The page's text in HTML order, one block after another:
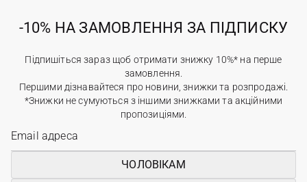
-10% НА ЗАМОВЛЕННЯ ЗА ПІДПИСКУ
Підпишіться зараз щоб отримати знижку 10%* на перше
замовлення.
Першими дізнавайтеся про новини, знижки та розпродажі.
*Знижки не сумуються з іншими знижками та акційними
пропозиціями.
ЧОЛОВІКАМ